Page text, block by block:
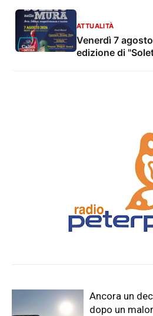
ATTUALITÀ
Venerdì 7
edizione di
Ancora un
dopo un